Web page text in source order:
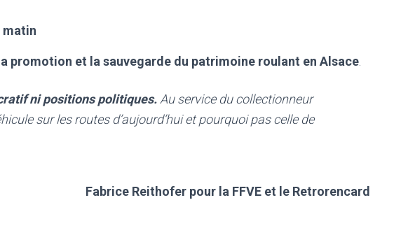
matin
promotion et la sauvegarde du patrimoine roulant en Alsace.
ni positions politiques.Au service du collectionneur
sur les routes d’aujourd’hui et pourquoi pas celle de
Fabrice Reithofer pour la FFVE et le Retrorencard